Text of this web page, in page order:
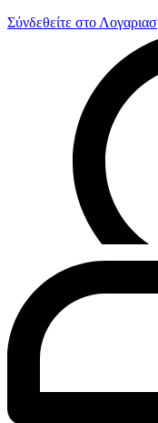
Σύνδεθείτε στο